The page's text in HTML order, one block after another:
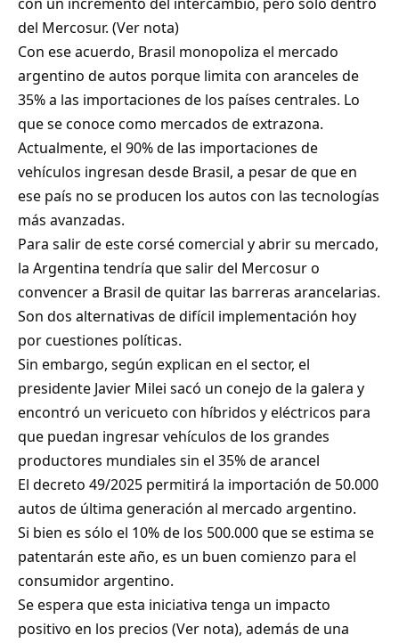
del Mercosur. (Ver nota)
Con ese acuerdo, Brasil monopoliza el mercado
argentino de autos porque limita con aranceles de
35% a las importaciones de los países centrales. Lo
que se conoce como mercados de extrazona.
Actualmente, el 90% de las importaciones de
vehículos ingresan desde Brasil, a pesar de que en
ese país no se producen los autos con las tecnologías
más avanzadas.
Para salir de este corsé comercial y abrir su mercado,
la Argentina tendría que salir del Mercosur o
convencer a Brasil de quitar las barreras arancelarias.
Son dos alternativas de difícil implementación hoy
por cuestiones políticas.
Sin embargo, según explican en el sector, el
presidente Javier Milei sacó un conejo de la galera y
encontró un vericueto con híbridos y eléctricos para
que puedan ingresar vehículos de los grandes
productores mundiales sin el 35% de arancel
El decreto 49/2025 permitirá la importación de 50.000
autos de última generación al mercado argentino.
Si bien es sólo el 10% de los 500.000 que se estima se
patentarán este año, es un buen comienzo para el
consumidor argentino.
Se espera que esta iniciativa tenga un impacto
positivo en los precios (Ver nota), además de una